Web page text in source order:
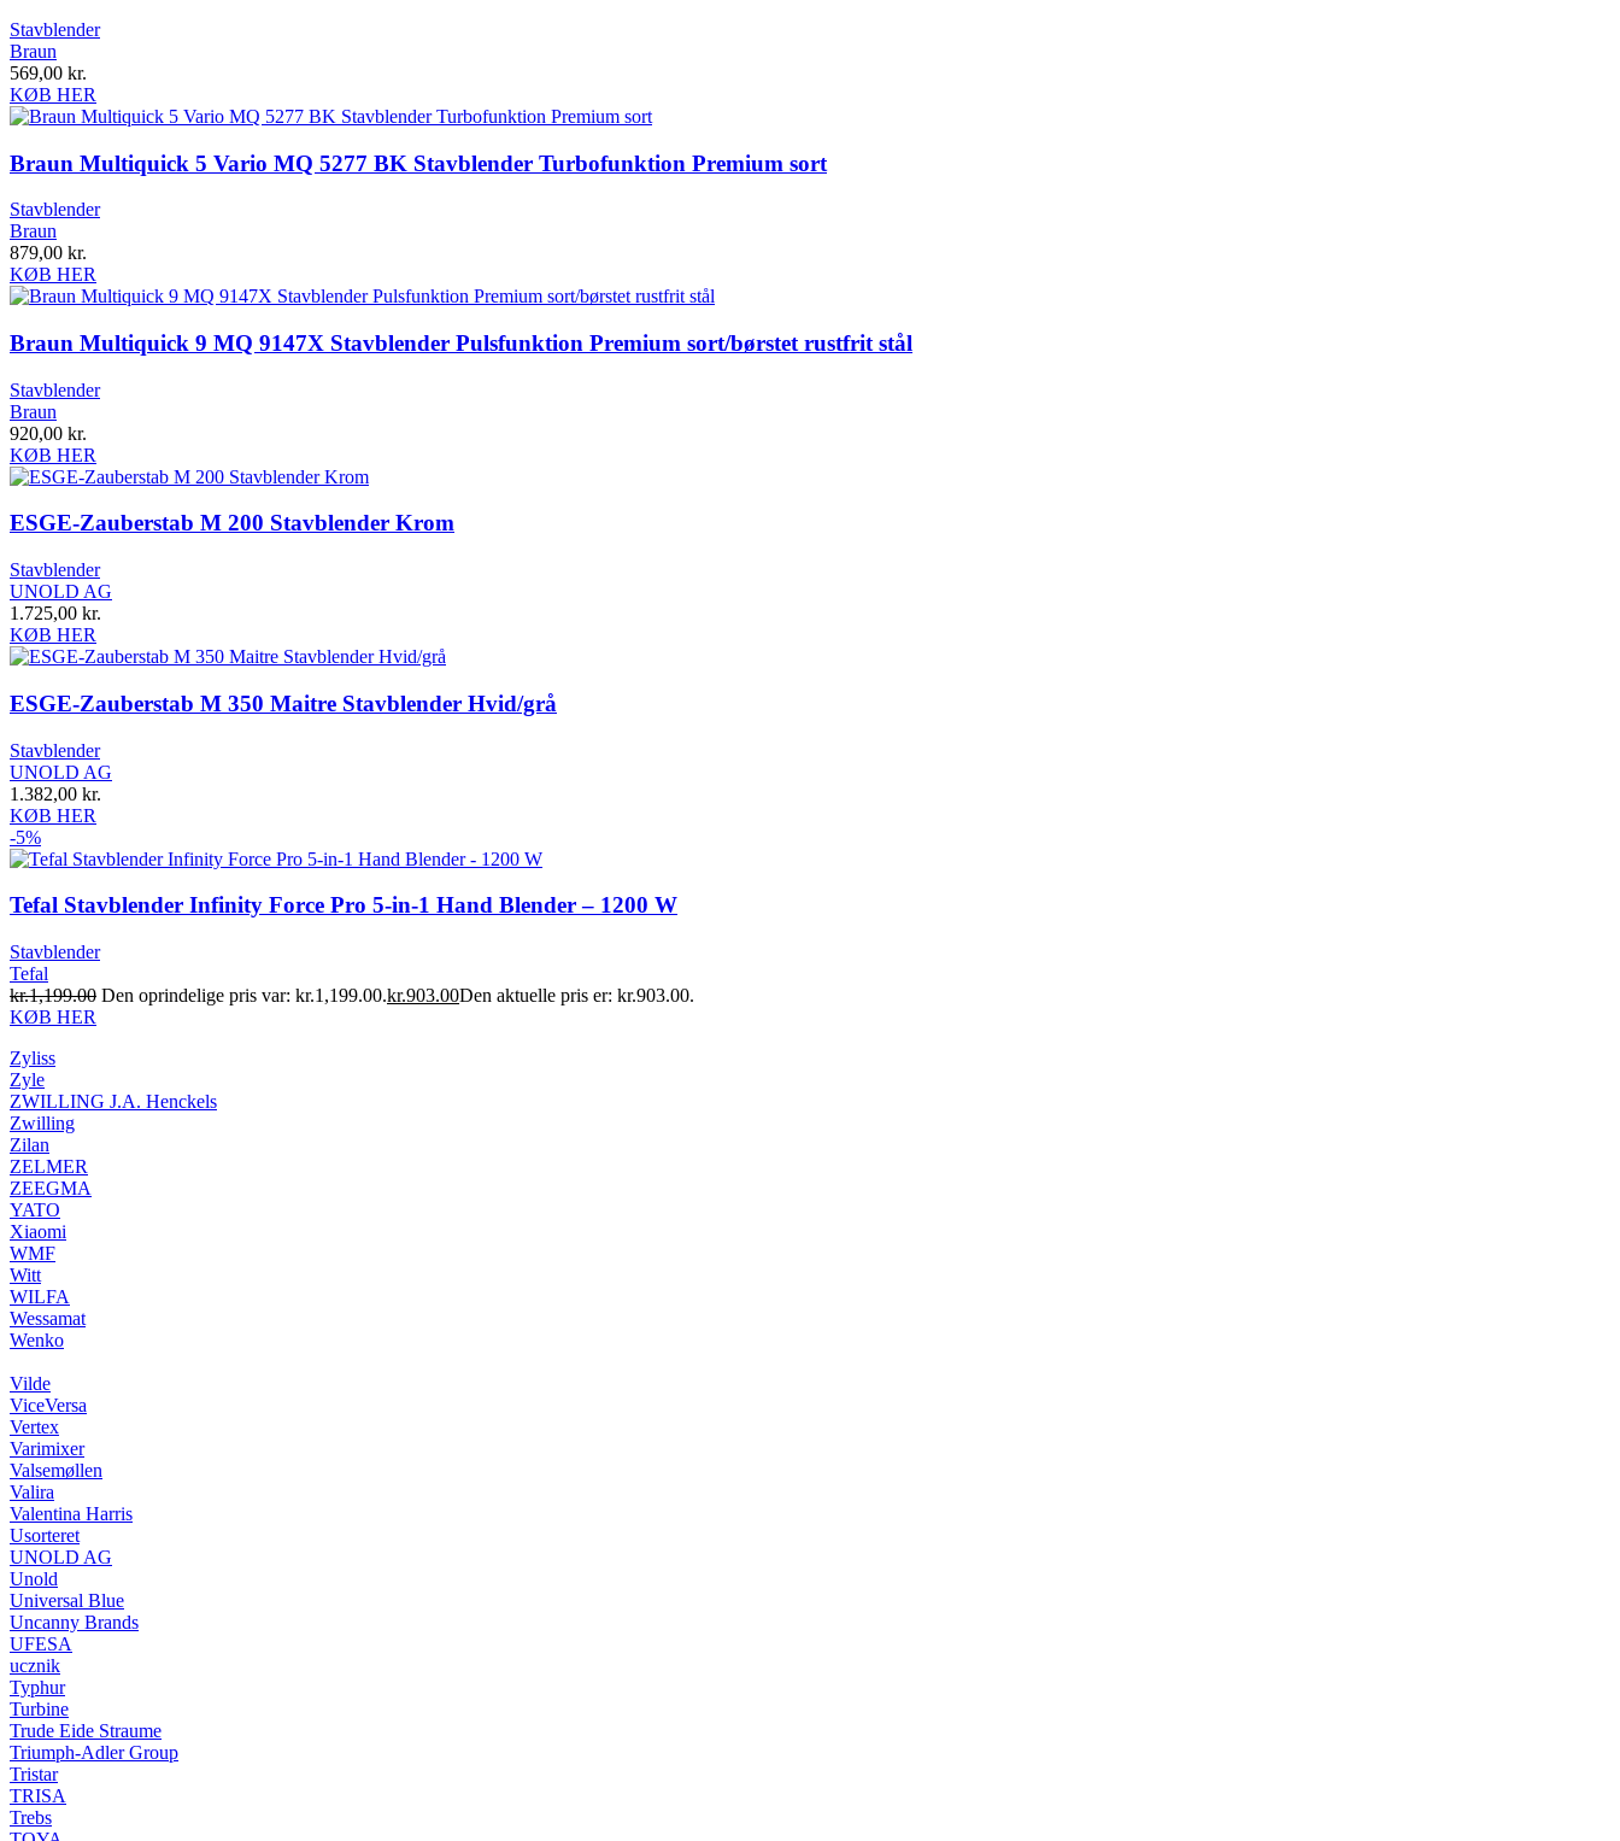
Stavblender
Braun
569,00 kr.
KØB HER
Braun Multiquick 5 Vario MQ 5277 BK Stavblender Turbofunktion Premium sort
Stavblender
Braun
879,00 kr.
KØB HER
Braun Multiquick 9 MQ 9147X Stavblender Pulsfunktion Premium sort/børstet rustfrit stål
Stavblender
Braun
920,00 kr.
KØB HER
ESGE-Zauberstab M 200 Stavblender Krom
Stavblender
UNOLD AG
1.725,00 kr.
KØB HER
ESGE-Zauberstab M 350 Maitre Stavblender Hvid/grå
Stavblender
UNOLD AG
1.382,00 kr.
KØB HER
-5%
Tefal Stavblender Infinity Force Pro 5-in-1 Hand Blender – 1200 W
Stavblender
Tefal
kr.1,199.00 Den oprindelige pris var: kr.1,199.00.kr.903.00Den aktuelle pris er: kr.903.00.
KØB HER
Zyliss
Zyle
ZWILLING J.A. Henckels
Zwilling
Zilan
ZELMER
ZEEGMA
YATO
Xiaomi
WMF
Witt
WILFA
Wessamat
Wenko
Vilde
ViceVersa
Vertex
Varimixer
Valsemøllen
Valira
Valentina Harris
Usorteret
UNOLD AG
Unold
Universal Blue
Uncanny Brands
UFESA
ucznik
Typhur
Turbine
Trude Eide Straume
Triumph-Adler Group
Tristar
TRISA
Trebs